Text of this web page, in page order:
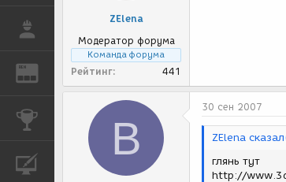
REN ЖУРНАЛ
КОНКУРСЫ
КУРСЫ
ZElena
Модератор форума
Команда форума
Рейтинг 441
B
30 сен 2007
ZElena
глянь тут
http://